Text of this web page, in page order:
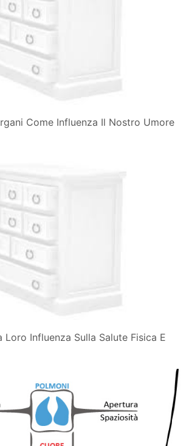
Come Influenza Il Nostro Umore
Loro Influenza Sulla Salute Fisica E